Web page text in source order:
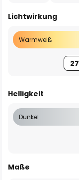
Lichtwirkung
Warmweiß
Helligkeit
Dunkel
Maße